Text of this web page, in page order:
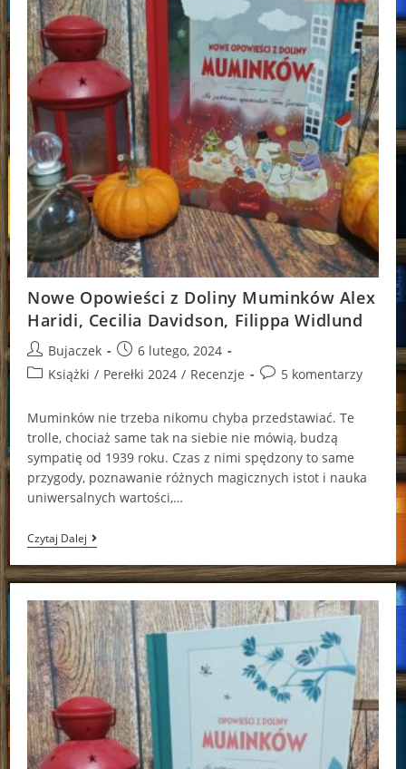
Nowe Opowieści z Doliny Muminków Alex
Haridi, Cecilia Davidson, Filippa Widlund
Post
author:
Bujaczek
Post
published:
6 lutego, 2024
PostKsiążki / Perełki 2024 / Recenzje
Post5 komentarzy
Muminków nie trzeba nikomu chyba przedstawiać. Te
trolle, chociaż same tak na siebie nie mówią, budzą
sympatię od 1939 roku. Czas z nimi spędzony to same
przygody, poznawanie różnych magicznych istot i nauka
uniwersalnych wartości,…
Czytaj DalejNowe
Opowieści
Z
Doliny
Alex
Haridi,
Cecilia
Davidson,
Filippa
Widlund